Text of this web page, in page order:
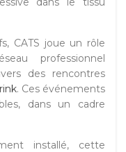
CATS joue un rôle
professionnel
des rencontres
. Ces événements
dans un cadre
installé, cette